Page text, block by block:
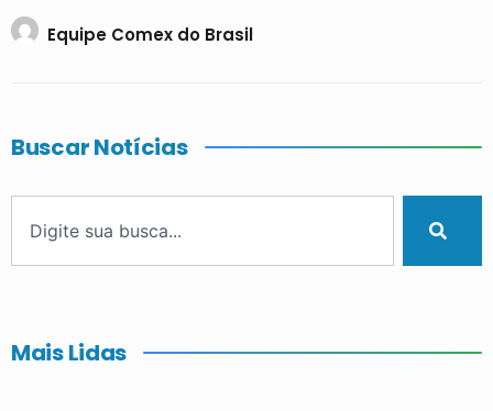
Equipe Comex do Brasil
Buscar Notícias
Mais Lidas